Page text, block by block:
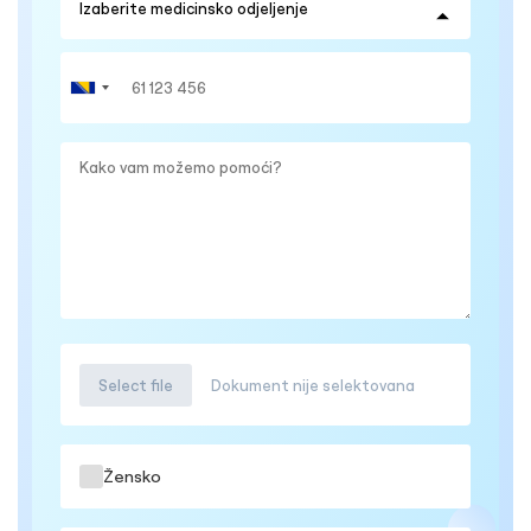
Select file Dokument nije selektovana
Žensko